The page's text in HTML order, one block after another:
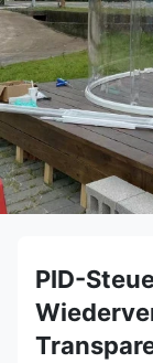
PID-